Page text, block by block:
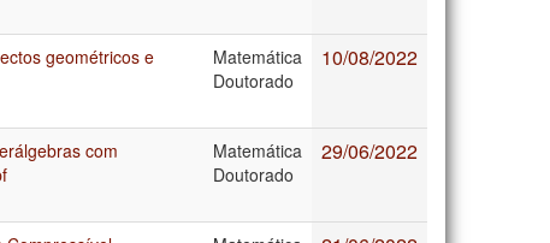
geométricos e
Matemática
Doutorado
10/08/2022
com
Matemática
Doutorado
29/06/2022